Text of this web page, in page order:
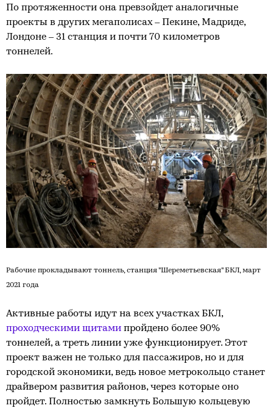
По протяженности она превзойдет аналогичные
проекты в других мегаполисах – Пекине, Мадриде,
Лондоне – 31 станция и почти 70 километров
тоннелей.
Рабочие прокладывают тоннель, станция "Шереметьевская" БКЛ, март
2021 года
Активные работы идут на всех участках БКЛ,
проходческими щитами пройдено более 90%
тоннелей, а треть линии уже функционирует. Этот
проект важен не только для пассажиров, но и для
городской экономики, ведь новое метрокольцо станет
драйвером развития районов, через которые оно
пройдет. Полностью замкнуть Большую кольцевую